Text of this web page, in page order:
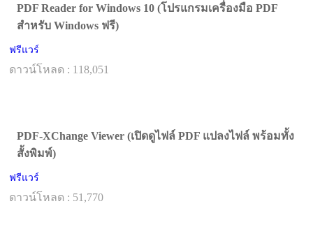
PDF Reader for Windows 10 (โปรแกรมเครื่องมือ PDF
สำหรับ Windows ฟรี)
ฟรีแวร์
ดาวน์โหลด : 118,051
PDF-XChange Viewer (เปิดดูไฟล์ PDF แปลงไฟล์ พร้อมทั้ง
สั้งพิมพ์)
ฟรีแวร์
ดาวน์โหลด : 51,770